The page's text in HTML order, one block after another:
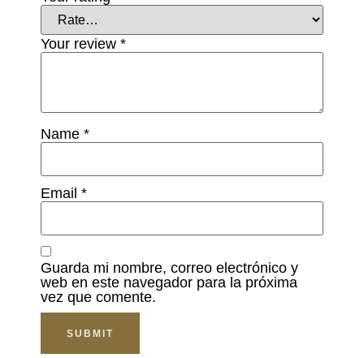
Your review *
Name *
Email *
Guarda mi nombre, correo electrónico y
web en este navegador para la próxima
vez que comente.